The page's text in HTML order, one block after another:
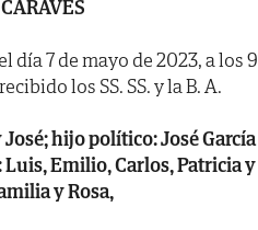
día 7 de mayo de 2023, a los
los SS. SS. y la B. A.
hijo político: José García
Emilio, Carlos, Patricia y
y Rosa,